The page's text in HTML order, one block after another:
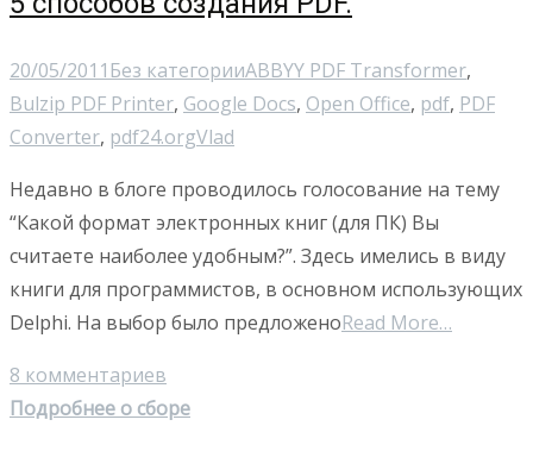
20/05/2011 Без категорииABBYY PDF Transformer,
Bulzip PDF Printer, Google Docs, Open Office, pdf, PDF
Converter, pdf24.orgVlad
Недавно в блоге проводилось голосование на тему
“Какой формат электронных книг (для ПК) Вы
считаете наиболее удобным?”. Здесь имелись в виду
книги для программистов, в основном использующих
Delphi. На выбор было предложеноRead More…
8 комментариев
Подробнее о сборе